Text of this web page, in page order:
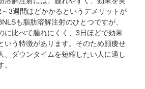
3週間ほどかかるというデメリットが
も脂肪溶解注射のひとつですが、
に比べて腫れにくく、3日ほどで効果
いう特徴があります。そのため顔痩せ
、ダウンタイムを短縮したい人に適し